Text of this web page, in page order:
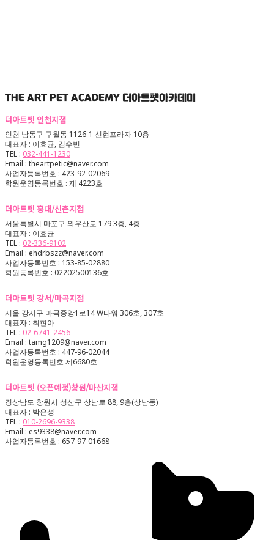
THE ART PET ACADEMY 더아트펫아카데미
더아트펫 인천지점
인천 남동구 구월동 1126-1 신현프라자 10층
대표자 : 이효균, 김수빈
TEL : 032-441-1230
Email : theartpetic@naver.com
사업자등록번호 : 423-92-02069
학원운영등록번호 : 제 4223호
더아트펫 홍대/신촌지점
서울특별시 마포구 와우산로 179 3층, 4층
대표자 : 이효균
TEL : 02-336-9102
Email : ehdrbszz@naver.com
사업자등록번호 : 153-85-02880
학원등록번호 : 02202500136호
더아트펫 강서/마곡지점
서울 강서구 마곡중앙1로14 W타워 306호, 307호
대표자 : 최현아
TEL : 02-6741-2456
Email : tamg1209@naver.com
사업자등록번호 : 447-96-02044
학원운영등록번호 제6680호
더아트펫 (오픈예정)창원/마산지점
경상남도 창원시 성산구 상남로 88, 9층(상남동)
대표자 : 박은성
TEL : 010-2696-9338
Email : es9338@naver.com
사업자등록번호 : 657-97-01668